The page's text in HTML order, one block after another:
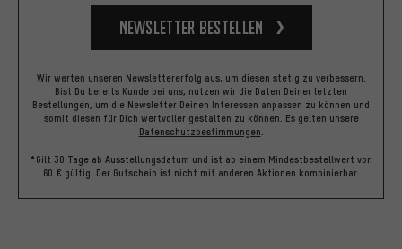
Newsletter bestellen
Wir werten unseren Newslettererfolg aus, um diesen stetig zu verbessern.
Bist Du bereits Kunde bei uns, nutzen wir die Daten Deiner letzten
Bestellungen, um die Newsletter Deinen Interessen anpassen zu können und
somit diesen für Dich wertvoller gestalten zu können. Es gelten unsere
Datenschutzbestimmungen.
*Gilt 30 Tage ab Ausstellungsdatum und ist ab einem Mindestbestellwert von
60 € gültig. Der Gutschein ist nicht mit anderen Aktionen kombinierbar.